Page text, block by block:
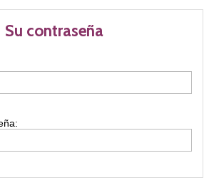
Su contraseña